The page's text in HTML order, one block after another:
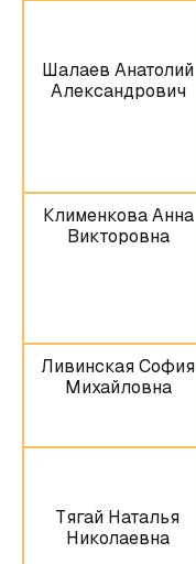
Шалаев Анатолий
Александрович
Клименкова Анна
Викторовна
Ливинская София
Михайловна
Тягай Наталья
Николаевна